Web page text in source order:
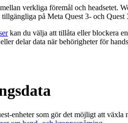
verkliga föremål och headsetet.
på Meta Quest 3- och Quest
kan du välja att tillåta eller blockera
delar data när behörigheter för
enheter som gör det möjligt att